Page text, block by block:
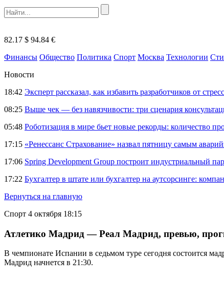
82.17 $ 94.84 €
Финансы Общество Политика Спорт Москва Технологии
Новости
18:42 Эксперт рассказал, как избавить разработчиков от
08:25 Выше чек — без навязчивости: три сценария
05:48 Роботизация в мире бьет новые рекорды: количество
17:15 «Ренессанс Страхование» назвал пятницу самым
17:06 Spring Development Group построит индустриальный
17:22 Бухгалтер в штате или бухгалтер на аутсорсинге:
Вернуться на главную
Спорт 4 октября 18:15
Атлетико Мадрид — Реал Мадрид, превью,
В чемпионате Испании в седьмом туре сегодня состоится
Мадрид начнется в 21:30.